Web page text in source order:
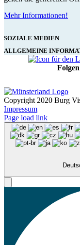
Mehr Informationen!
SOZIALE MEDIEN
ALLGEMEINE
Copyright 2020 Burg
Impressum
Page load link